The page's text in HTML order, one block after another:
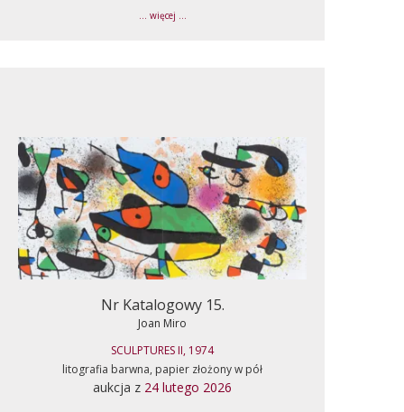
... więcej ...
Nr Katalogowy 15.
Joan Miro
SCULPTURES II, 1974
litografia barwna, papier złożony w pół
aukcja z 24 lutego 2026